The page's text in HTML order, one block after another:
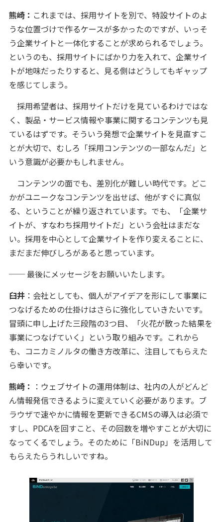
熊崎： これまでは、採用サイトを別で、特設サイトのよ
うな位置づけで作るケースが多かったのですが、いっそ
う企業サイトと一体化することが求められるでしょう。
というのも、採用サイトにばかり力を入れて、企業サイ
トが地味だったりすると、見る側はどうしてもギャップ
を感じてしまう。
採用希望者は、採用サイトだけを見ているわけではな
く、製品・サービス情報や事業に関するコンテンツも見
ているはずです。そういう発想で企業サイトを見直すこ
とが大切で、むしろ「採用コンテンツの一部なんだ」と
いう意識が必要かもしれません。
コンテンツの面でも、差別化が難しい時代です。どこ
かがユニークなコンテンツを出せば、他がすぐに真似
る、ということが繰り返されています。でも、「企業サ
イトが、すなわち採用サイトだ」という会社はまだな
い。採用を中心として企業サイトを作り変えることに、
まだまだ伸びしろがあると思っています。
── 最後にメッセージをお願いいたします。
臼井：会社としても、個人がアイデアを形にして事業に
つなげるための仕掛けはさらに強化していきたいです。
冒頭に申し上げた三段階の3つ目、「火花が散った結果を
事業につなげていく」という取り組みです。これから
も、コニカミノルタの働き方改革に、注目してもらえた
ら幸いです。
熊崎： ：ウェブサイトの運用体制は、社内の人がどんど
ん情報発信できるように変えていく必要があります。ブ
ラウザで速やかに情報を更新できるCMSの導入は必須で
すし、PDCAを回すこと、その回数を増やすことが大切に
なってくるでしょう。そのために「BiNDup」を活用して
もらえたらうれしいですね。